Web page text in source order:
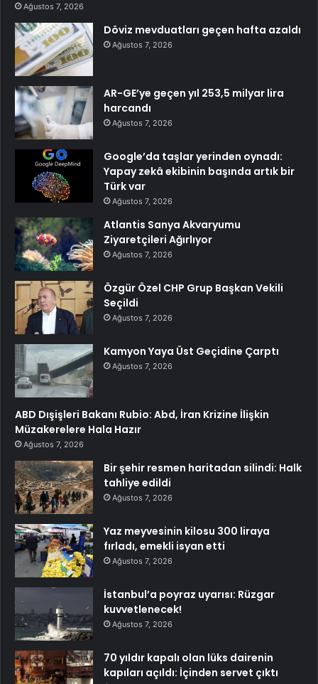
Ağustos 7, 2026
Döviz mevduatları geçen hafta azaldı
Ağustos 7, 2026
AR-GE’ye geçen yıl 253,5 milyar lira
harcandı
Ağustos 7, 2026
Google’da taşlar yerinden oynadı:
Yapay zekâ ekibinin başında artık bir
Türk var
Ağustos 7, 2026
Atlantis Sanya Akvaryumu
Ziyaretçileri Ağırlıyor
Ağustos 7, 2026
Özgür Özel CHP Grup Başkan Vekili
Seçildi
Ağustos 7, 2026
Kamyon Yaya Üst Geçidine Çarptı
Ağustos 7, 2026
ABD Dışişleri Bakanı Rubio: Abd, İran Krizine İlişkin
Müzakerelere Hala Hazır
Ağustos 7, 2026
Bir şehir resmen haritadan silindi: Halk
tahliye edildi
Ağustos 7, 2026
Yaz meyvesinin kilosu 300 liraya
fırladı, emekli isyan etti
Ağustos 7, 2026
İstanbul’a poyraz uyarısı: Rüzgar
kuvvetlenecek!
Ağustos 7, 2026
70 yıldır kapalı olan lüks dairenin
kapıları açıldı: İçinden servet çıktı